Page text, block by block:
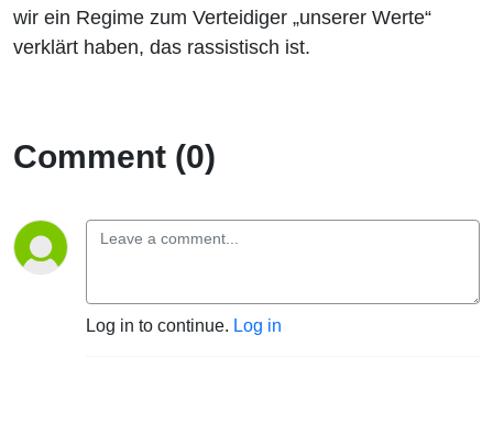
wir ein Regime zum Verteidiger „unserer Werte“
verklärt haben, das rassistisch ist.
Comment (0)
Log in to continue. Log in